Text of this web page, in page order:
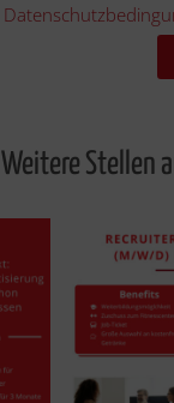
Weitere Stellen